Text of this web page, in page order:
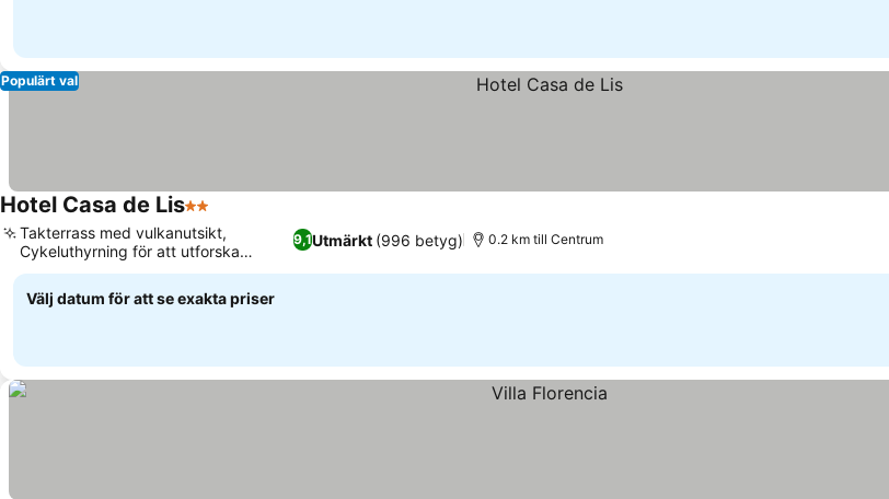
Populärt val
Hotel Casa de Lis2 Stjärnor
9,1Utmärkt (996 betyg)
Takterrass med vulkanutsikt,
Cykeluthyrning för att utforska
området
0.2 km till Centrum
Välj datum för att se exakta priser